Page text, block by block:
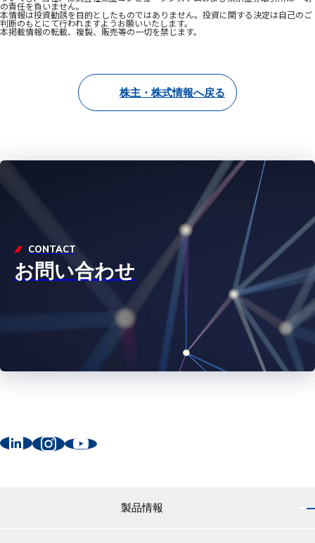
株主・株式情報へ戻る
CONTACT
お問い合わせ
製品情報